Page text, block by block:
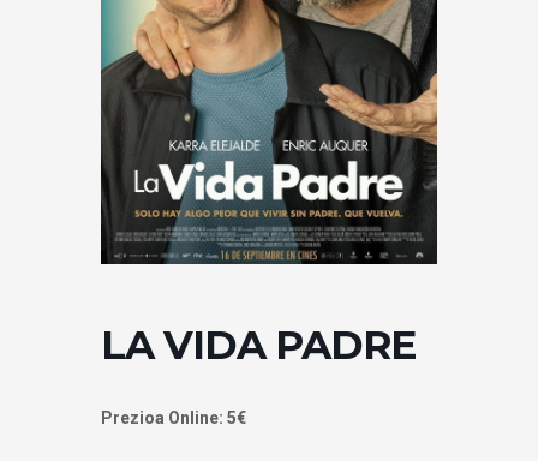
LA VIDA PADRE
Prezioa Online: 5€